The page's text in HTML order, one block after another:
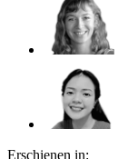
Erschienen in: